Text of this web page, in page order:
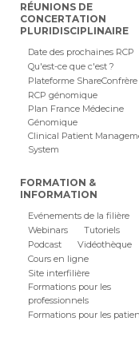
RÉUNIONS DE
CONCERTATION
PLURIDISCIPLINAIRE
Date des prochaines RCP
Qu'est-ce que c'est ?
Plateforme ShareConfrère
RCP génomique
Plan France Médecine
Génomique
Clinical Patient
System
FORMATION &
INFORMATION
Evénements de la filière
Webinars
Tutoriels
Podcast
Vidéothèque
Cours en ligne
Site interfilière
Formations pour les
professionnels
Formations pour les